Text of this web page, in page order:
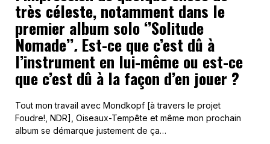
très céleste, notamment dans le
premier album solo ‘’Solitude
Nomade’’. Est-ce que c’est dû à
l’instrument en lui-même ou est-ce
que c’est dû à la façon d’en jouer ?
Tout mon travail avec Mondkopf [à travers le projet
Foudre!, NDR], Oiseaux-Tempête et même mon prochain
album se démarque justement de ça…